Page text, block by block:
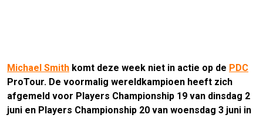
Michael Smith komt deze week niet in actie op de PDC
ProTour. De voormalig wereldkampioen heeft zich
afgemeld voor Players Championship 19 van dinsdag 2
juni en Players Championship 20 van woensdag 3 juni in